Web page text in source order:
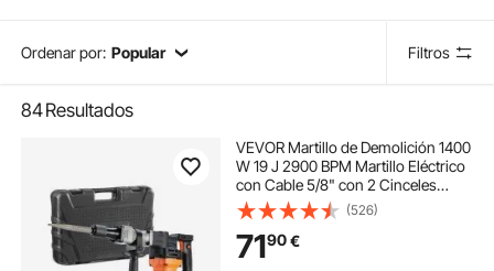
Ordenar por: Popular Filtros
84Resultados
VEVOR Martillo de Demolición 1400
W 19 J 2900 BPM Martillo Eléctrico
con Cable 5/8" con 2 Cinceles
Reemplazables Mango Giratorio
360° Rompe Hormigón
Antivibración para Cincelar
Construcción Fontanería
(526)
7190€